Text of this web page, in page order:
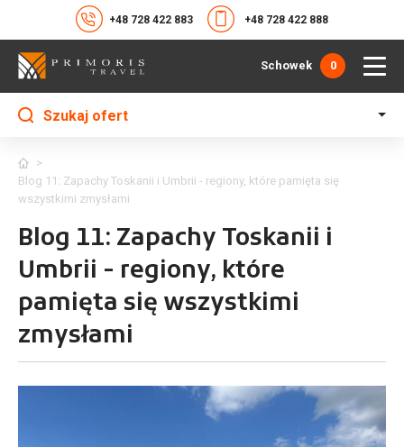
+48 728 422 883 +48 728 422 888
Schowek 0
Szukaj ofert
>
Blog 11: Zapachy Toskanii i Umbrii - regiony, które pamięta się
wszystkimi zmysłami
Blog 11: Zapachy Toskanii i
Umbrii - regiony, które
pamięta się wszystkimi
zmysłami